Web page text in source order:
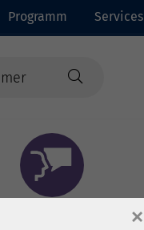
Programm Services
×